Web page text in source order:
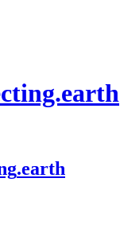
.earth